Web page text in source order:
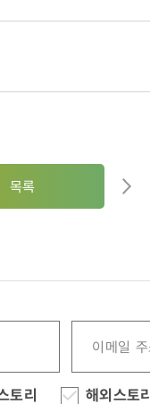
목록
토리 해외스토리